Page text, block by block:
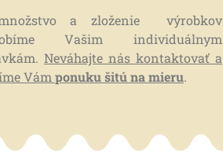
a zloženie výrobkov
Vašim individuálnym
Neváhajte nás kontaktovať a
Vámponuku šitú na mieru.